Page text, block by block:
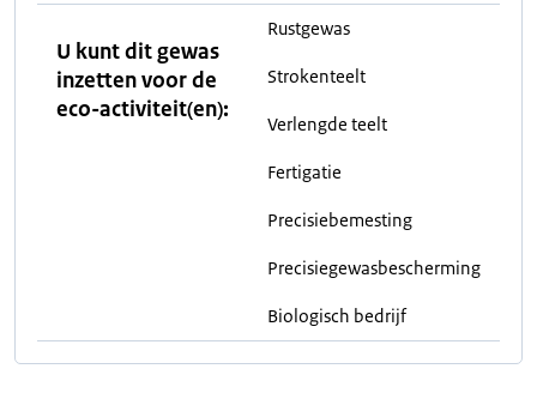
U kunt dit gewas
inzetten voor de
eco-activiteit(en):
Rustgewas
Strokenteelt
Verlengde teelt
Fertigatie
Precisiebemesting
Precisiegewasbescherming
Biologisch bedrijf